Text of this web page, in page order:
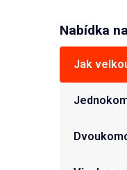
Nabídka
Jak